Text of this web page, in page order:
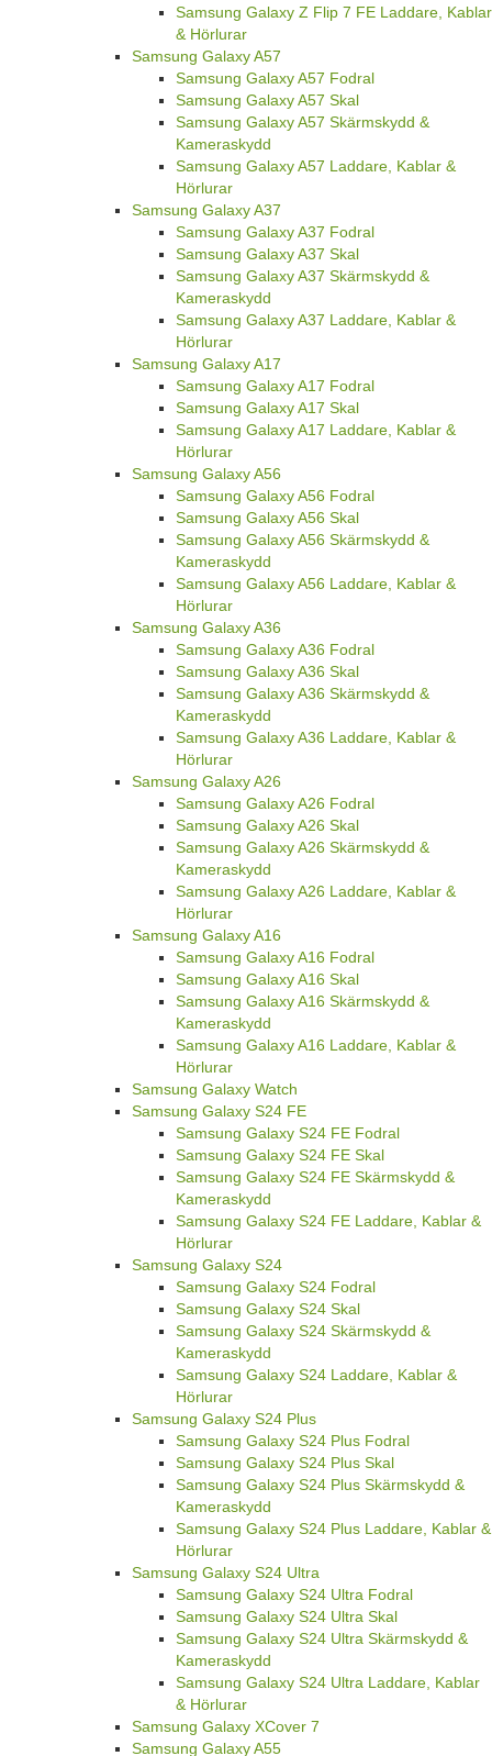
Samsung Galaxy Z Flip 7 FE Laddare, Kablar
& Hörlurar
Samsung Galaxy A57
Samsung Galaxy A57 Fodral
Samsung Galaxy A57 Skal
Samsung Galaxy A57 Skärmskydd &
Kameraskydd
Samsung Galaxy A57 Laddare, Kablar &
Hörlurar
Samsung Galaxy A37
Samsung Galaxy A37 Fodral
Samsung Galaxy A37 Skal
Samsung Galaxy A37 Skärmskydd &
Kameraskydd
Samsung Galaxy A37 Laddare, Kablar &
Hörlurar
Samsung Galaxy A17
Samsung Galaxy A17 Fodral
Samsung Galaxy A17 Skal
Samsung Galaxy A17 Laddare, Kablar &
Hörlurar
Samsung Galaxy A56
Samsung Galaxy A56 Fodral
Samsung Galaxy A56 Skal
Samsung Galaxy A56 Skärmskydd &
Kameraskydd
Samsung Galaxy A56 Laddare, Kablar &
Hörlurar
Samsung Galaxy A36
Samsung Galaxy A36 Fodral
Samsung Galaxy A36 Skal
Samsung Galaxy A36 Skärmskydd &
Kameraskydd
Samsung Galaxy A36 Laddare, Kablar &
Hörlurar
Samsung Galaxy A26
Samsung Galaxy A26 Fodral
Samsung Galaxy A26 Skal
Samsung Galaxy A26 Skärmskydd &
Kameraskydd
Samsung Galaxy A26 Laddare, Kablar &
Hörlurar
Samsung Galaxy A16
Samsung Galaxy A16 Fodral
Samsung Galaxy A16 Skal
Samsung Galaxy A16 Skärmskydd &
Kameraskydd
Samsung Galaxy A16 Laddare, Kablar &
Hörlurar
Samsung Galaxy Watch
Samsung Galaxy S24 FE
Samsung Galaxy S24 FE Fodral
Samsung Galaxy S24 FE Skal
Samsung Galaxy S24 FE Skärmskydd &
Kameraskydd
Samsung Galaxy S24 FE Laddare, Kablar &
Hörlurar
Samsung Galaxy S24
Samsung Galaxy S24 Fodral
Samsung Galaxy S24 Skal
Samsung Galaxy S24 Skärmskydd &
Kameraskydd
Samsung Galaxy S24 Laddare, Kablar &
Hörlurar
Samsung Galaxy S24 Plus
Samsung Galaxy S24 Plus Fodral
Samsung Galaxy S24 Plus Skal
Samsung Galaxy S24 Plus Skärmskydd &
Kameraskydd
Samsung Galaxy S24 Plus Laddare, Kablar &
Hörlurar
Samsung Galaxy S24 Ultra
Samsung Galaxy S24 Ultra Fodral
Samsung Galaxy S24 Ultra Skal
Samsung Galaxy S24 Ultra Skärmskydd &
Kameraskydd
Samsung Galaxy S24 Ultra Laddare, Kablar
& Hörlurar
Samsung Galaxy XCover 7
Samsung Galaxy A55